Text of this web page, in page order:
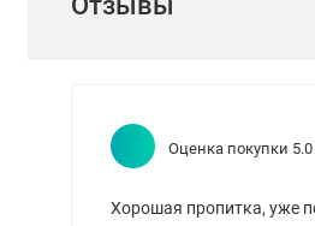
Оценка покупки 5.0
Хорошая пропитка, уже